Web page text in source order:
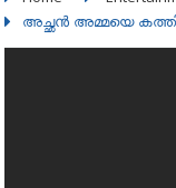
അച്ഛൻ അമ്മയെ